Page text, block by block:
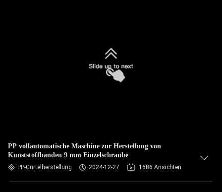
PP vollautomatische Maschine zur Herstellung von
Kunststoffbanden 9 mm Einzelschraube
PP-Gürtelherstellung 2024-12-27 1686 Ansichten